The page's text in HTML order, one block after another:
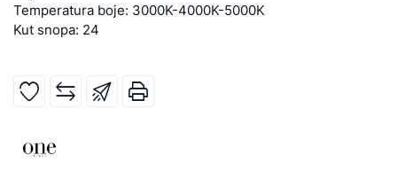
Temperatura boje: 3000K-4000K-5000K
Kut snopa: 24